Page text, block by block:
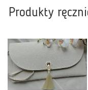
Produkty